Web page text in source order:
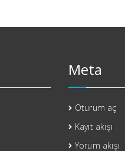
Meta
Oturum aç
Kayıt akışı
Yorum akışı